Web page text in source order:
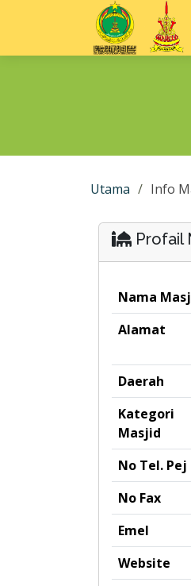
Utama Info
Profail
Nama
Alamat
Daerah
Kategori
Masjid
No Tel. Pej
No Fax
Emel
Website